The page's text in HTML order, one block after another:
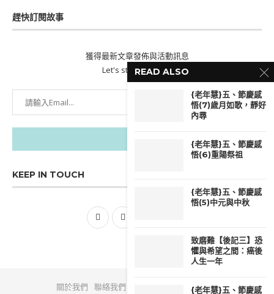
趕快訂閱故事
獲得最新文章發佈與活動訊息
Let's stay updated!
KEEP IN TOUCH
關於我們 聯絡我們 隱私權政策
READ ALSO
{老年慧}五、節慶感
悟(7)歲月如歌，靜好
內尋
{老年慧}五、節慶感
悟(6)重陽祭祖
{老年慧}五、節慶感
悟(5)中元與中秋
致磨難【後記三】恐
懼與希望之間：癌後
人生一年
{老年慧}五、節慶感